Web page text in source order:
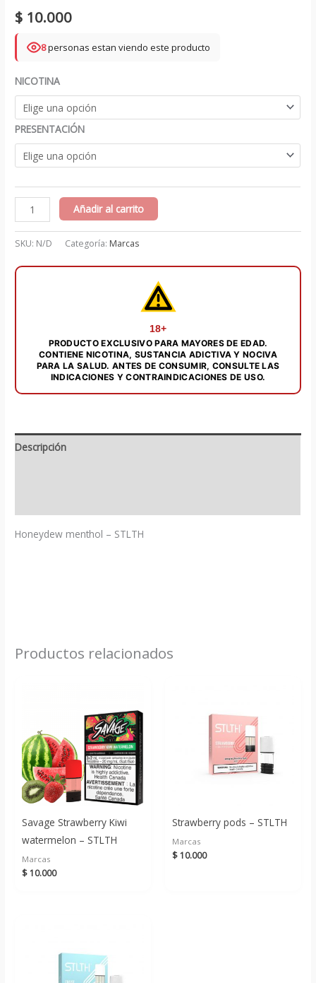
$ 10.000
8personas estan viendo este producto
NICOTINA
PRESENTACIÓN
Honeydew
menthol
-
cantidad
Añadir al carrito
SKU: N/D Categoría: Marcas
18+
PRODUCTO EXCLUSIVO PARA MAYORES DE EDAD.
CONTIENE NICOTINA, SUSTANCIA ADICTIVA Y NOCIVA
PARA LA SALUD. ANTES DE CONSUMIR, CONSULTE LAS
INDICACIONES Y CONTRAINDICACIONES DE USO.
Descripción
Honeydew menthol – STLTH
Productos relacionados
Savage Strawberry Kiwi
watermelon – STLTH
Marcas
$10.000
Strawberry pods – STLTH
Marcas
$10.000